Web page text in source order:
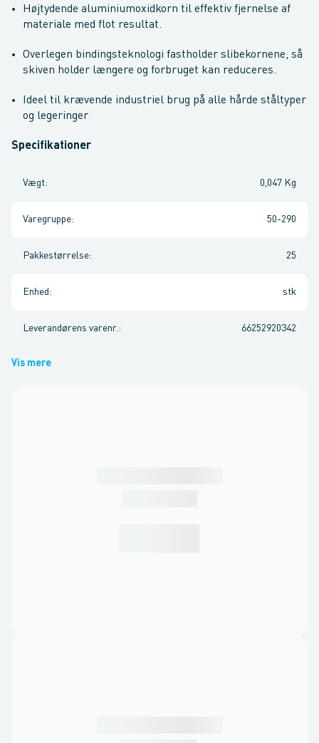
Højtydende aluminiumoxidkorn til effektiv fjernelse af
materiale med flot resultat.
Overlegen bindingsteknologi fastholder slibekornene, så
skiven holder længere og forbruget kan reduceres.
Ideel til krævende industriel brug på alle hårde ståltyper
og legeringer
Specifikationer
Vægt: 0,047 Kg
Varegruppe: 50-290
Pakkestørrelse: 25
Enhed : stk
Leverandørens varenr. : 66252920342
Vis mere